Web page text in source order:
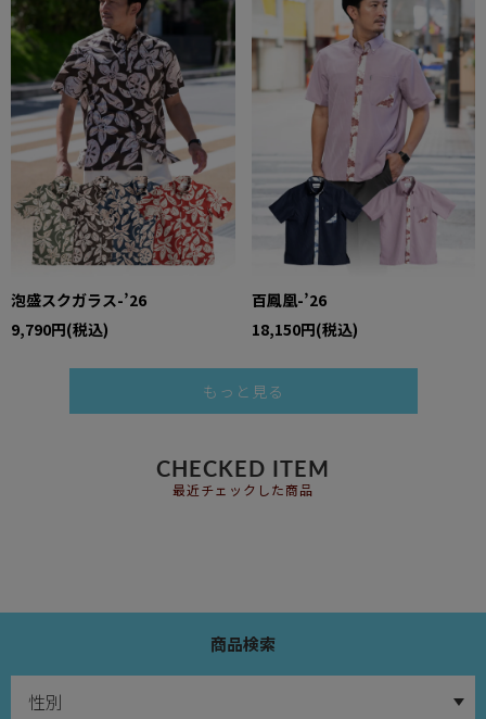
泡盛スクガラス-’26
9,790円(税込)
百鳳凰-’26
18,150円(税込)
もっと見る
CHECKED ITEM
最近チェックした商品
商品検索